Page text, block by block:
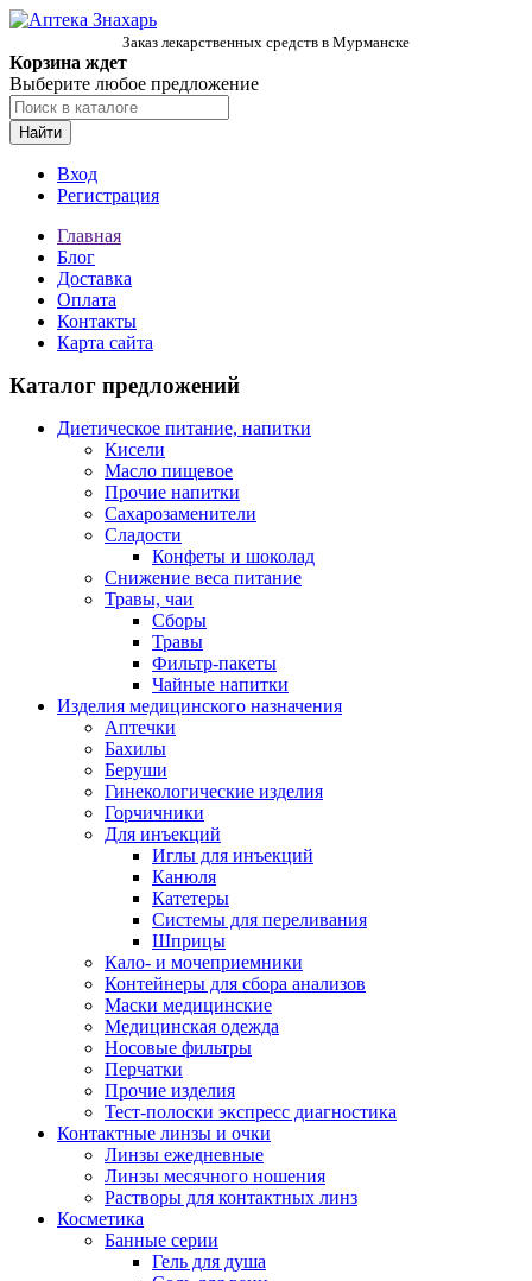
Заказ лекарственных средств в Мурманске
Корзина ждет
Выберите любое предложение
Найти
Вход
Регистрация
Главная
Блог
Доставка
Оплата
Контакты
Карта сайта
Каталог предложений
Диетическое питание, напитки
Кисели
Масло пищевое
Прочие напитки
Сахарозаменители
Сладости
Конфеты и шоколад
Снижение веса питание
Травы, чаи
Сборы
Травы
Фильтр-пакеты
Чайные напитки
Изделия медицинского назначения
Аптечки
Бахилы
Беруши
Гинекологические изделия
Горчичники
Для инъекций
Иглы для инъекций
Канюля
Катетеры
Системы для переливания
Шприцы
Кало- и мочеприемники
Контейнеры для сбора анализов
Маски медицинские
Медицинская одежда
Носовые фильтры
Перчатки
Прочие изделия
Тест-полоски экспресс диагностика
Контактные линзы и очки
Линзы ежедневные
Линзы месячного ношения
Растворы для контактных линз
Косметика
Банные серии
Гель для душа